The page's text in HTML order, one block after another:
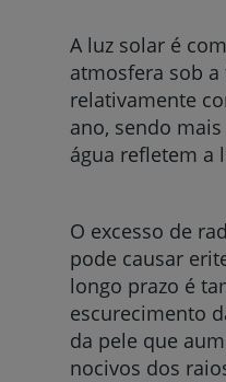
A luz solar é
atmosfera sob a
relativamente
ano, sendo
água refletem a
O excesso de
pode causar
longo prazo é
escurecimento
da pele que
nocivos dos